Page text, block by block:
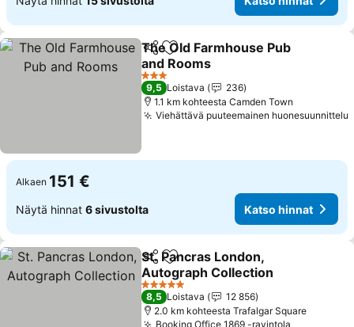
Jaa Lisää suosikkeihin
The Old Farmhouse Pub
and Rooms
Katso hinnat
3 Tähtiluokitus
9,5 Loistava
236
1.1 km kohteesta Camden Town
Viehättävä puuteemainen huonesuunnittelu
Alkaen 151 €
Näytä hinnat 6 sivustolta Katso hinnat
Jaa Lisää suosikkeihin
St. Pancras London,
Autograph Collection
Katso hinnat
5 Tähtiluokitus
8,5 Loistava
12 856
2.0 km kohteesta Trafalgar Square
Booking Office 1869 -ravintola